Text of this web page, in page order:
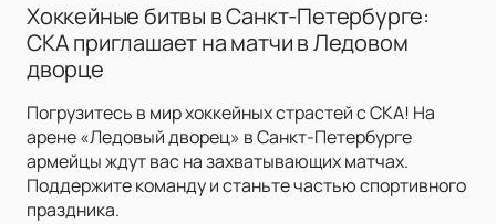
Хоккейные битвы в Санкт-Петербурге:
СКА приглашает на матчи в Ледовом
дворце
Погрузитесь в мир хоккейных страстей с СКА! На
арене «Ледовый дворец» в Санкт-Петербурге
армейцы ждут вас на захватывающих матчах.
Поддержите команду и станьте частью спортивного
праздника.